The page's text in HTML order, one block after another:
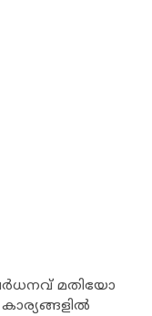
മതിയോ